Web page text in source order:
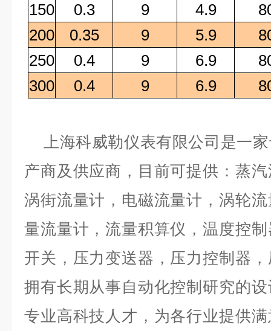
150
0.3 9 4.9
200
0.35 9 5.9
250
0.4 9 6.9
300
0.4 9 6.9
上海科威勒仪表有限公司是一
产商及供应商，目前可提供：蒸
涡街流量计，电磁流量计，涡轮
量流量计，流量积算仪，温度控
开关，压力变送器，压力控制器
拥有长期从事自动化控制研究的
专业高科技人才，为各行业提供